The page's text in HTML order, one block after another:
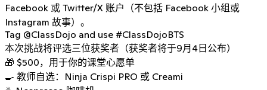
Facebook 或 Twitter/X 账户（不包括 Facebook 小组或
Instagram 故事）。
Tag @ClassDojo and use #ClassDojoBTS
本次挑战将评选三位获奖者（获奖者将于9月4日公布）
🎁 $500，用于你的课堂心愿单
🍳 教师自选：Ninja Crispi PRO 或 Creami